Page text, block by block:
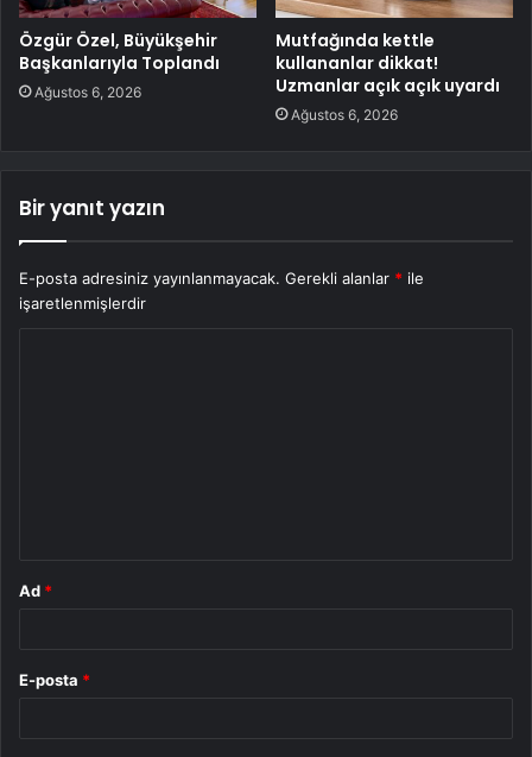
Özgür Özel, Büyükşehir
Başkanlarıyla Toplandı
Ağustos 6, 2026
Mutfağında kettle
kullananlar dikkat!
Uzmanlar açık açık uyardı
Ağustos 6, 2026
Bir yanıt yazın
E-posta adresiniz yayınlanmayacak. Gerekli alanlar * ile
işaretlenmişlerdir
Ad *
E-posta *